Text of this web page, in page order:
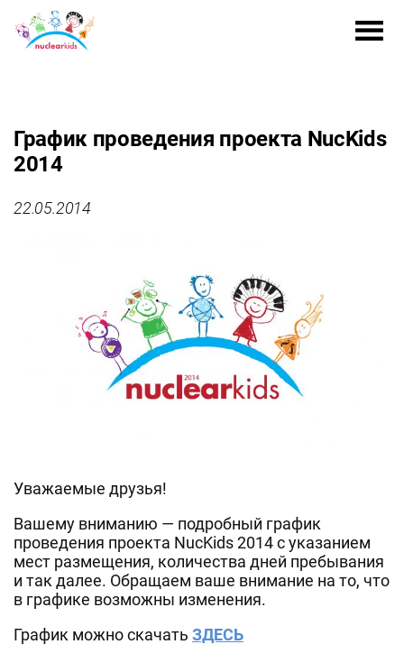
График проведения проекта NucKids
2014
22.05.2014
Уважаемые друзья!
Вашему вниманию — подробный график
проведения проекта NucKids 2014 с указанием
мест размещения, количества дней пребывания
и так далее. Обращаем ваше внимание на то, что
в графике возможны изменения.
График можно скачать ЗДЕСЬ